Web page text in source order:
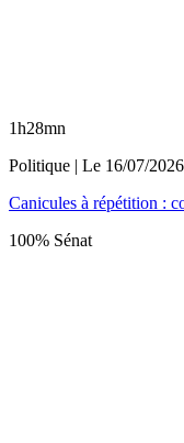
1h28mn
Politique | Le 16/07/2026
Canicules à répétition :
100% Sénat